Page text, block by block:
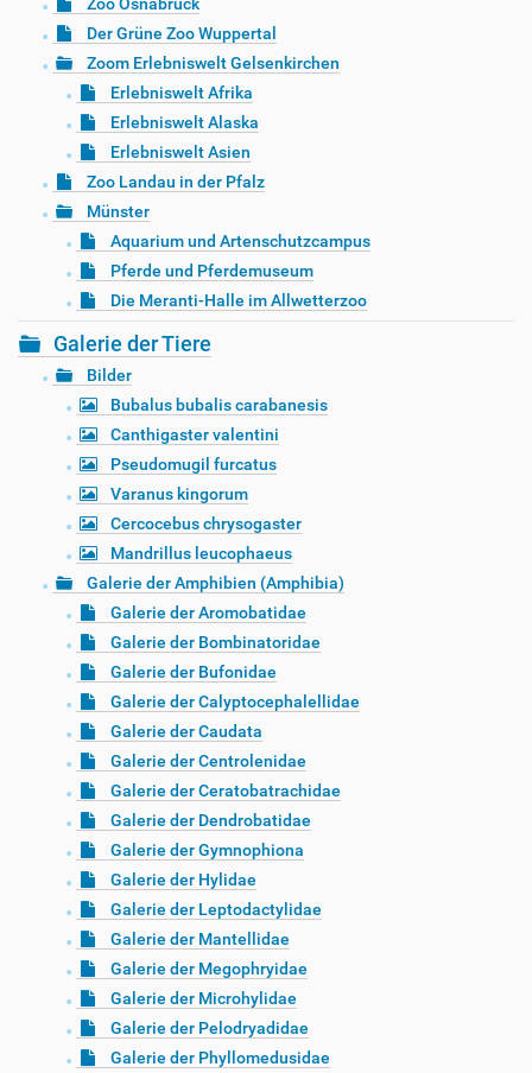
Zoo Osnabrück
Der Grüne Zoo Wuppertal
Zoom Erlebniswelt Gelsenkirchen
Erlebniswelt Afrika
Erlebniswelt Alaska
Erlebniswelt Asien
Zoo Landau in der Pfalz
Münster
Aquarium und Artenschutzcampus
Pferde und Pferdemuseum
Die Meranti-Halle im Allwetterzoo
Galerie der Tiere
Bilder
Bubalus bubalis carabanesis
Canthigaster valentini
Pseudomugil furcatus
Varanus kingorum
Cercocebus chrysogaster
Mandrillus leucophaeus
Galerie der Amphibien (Amphibia)
Galerie der Aromobatidae
Galerie der Bombinatoridae
Galerie der Bufonidae
Galerie der Calyptocephalellidae
Galerie der Caudata
Galerie der Centrolenidae
Galerie der Ceratobatrachidae
Galerie der Dendrobatidae
Galerie der Gymnophiona
Galerie der Hylidae
Galerie der Leptodactylidae
Galerie der Mantellidae
Galerie der Megophryidae
Galerie der Microhylidae
Galerie der Pelodryadidae
Galerie der Phyllomedusidae